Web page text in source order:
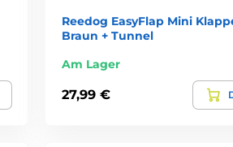
Reedog EasyFlap Mini
Braun + Tunnel
Am Lager
27,99 €